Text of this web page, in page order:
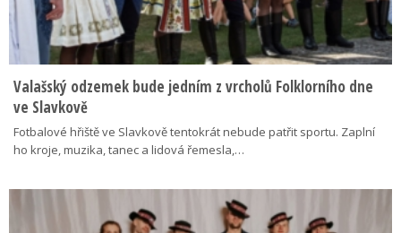
Valašský odzemek bude jedním z vrcholů Folklorního dne
ve Slavkově
Fotbalové hřiště ve Slavkově tentokrát nebude patřit sportu. Zaplní
ho kroje, muzika, tanec a lidová řemesla,…